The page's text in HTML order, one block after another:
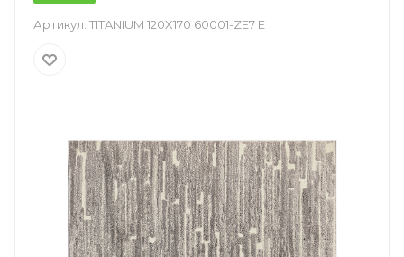
Артикул: TITANIUM 120X170 60001-ZE7 E